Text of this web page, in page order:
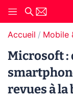
Accueil Mobile
Microsoft :
revues à la